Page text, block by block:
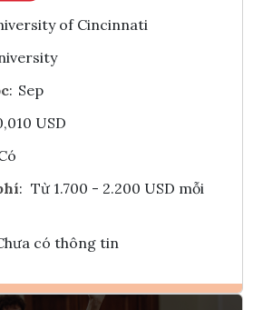
of Cincinnati
: Sep
USD
: Từ 1.700 - 2.200 USD mỗi
có thông tin